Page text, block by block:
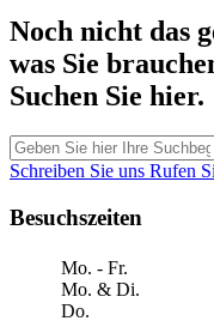
Noch nicht das
was Sie
Suchen Sie hier.
Schreiben Sie uns Rufen
Besuchszeiten
Mo. - Fr.
Mo. & Di.
Do.